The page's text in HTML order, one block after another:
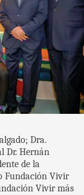
Dra.
Dr. Hernán
de la
Fundación Vivir
Vivir más